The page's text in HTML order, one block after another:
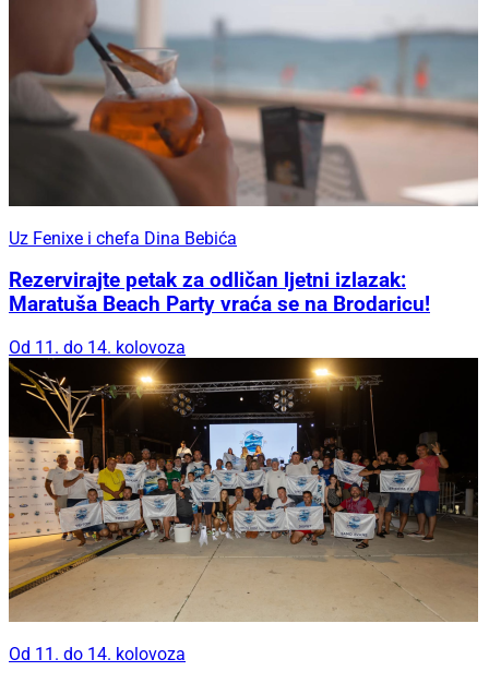
Uz Fenixe i chefa Dina Bebića
Rezervirajte petak za odličan ljetni izlazak:
Maratuša Beach Party vraća se na Brodaricu!
Od 11. do 14. kolovoza
Od 11. do 14. kolovoza